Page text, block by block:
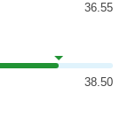
36.55
38.50